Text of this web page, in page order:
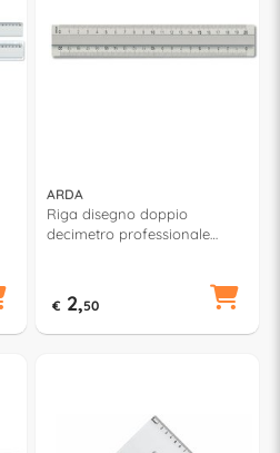
ARDA
Riga disegno doppio
decimetro professionale
€ 2,50